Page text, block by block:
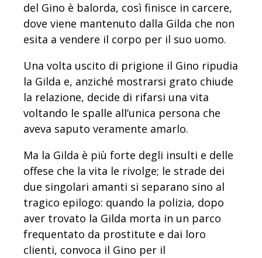
del Gino è balorda, così finisce in carcere,
dove viene mantenuto dalla Gilda che non
esita a vendere il corpo per il suo uomo.
Una volta uscito di prigione il Gino ripudia
la Gilda e, anziché mostrarsi grato chiude
la relazione, decide di rifarsi una vita
voltando le spalle all’unica persona che
aveva saputo veramente amarlo.
Ma la Gilda è più forte degli insulti e delle
offese che la vita le rivolge; le strade dei
due singolari amanti si separano sino al
tragico epilogo: quando la polizia, dopo
aver trovato la Gilda morta in un parco
frequentato da prostitute e dai loro
clienti, convoca il Gino per il